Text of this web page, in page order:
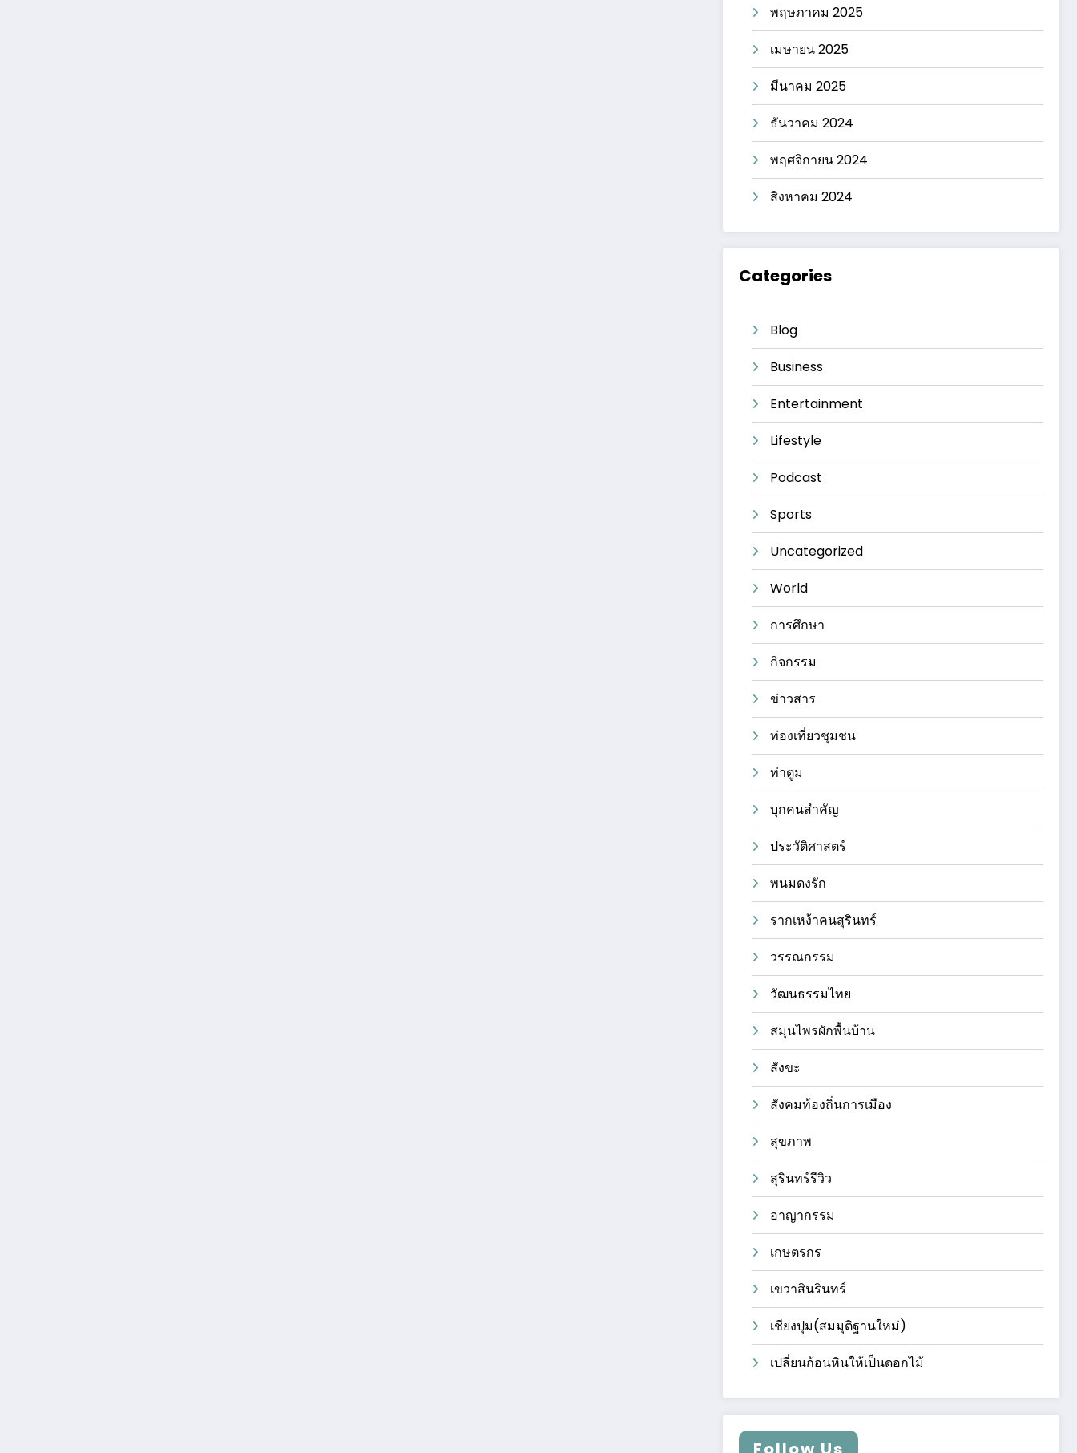
พฤษภาคม 2025
เมษายน 2025
มีนาคม 2025
ธันวาคม 2024
พฤศจิกายน 2024
สิงหาคม 2024
Categories
Blog
Business
Entertainment
Lifestyle
Podcast
Sports
Uncategorized
World
การศึกษา
กิจกรรม
ข่าวสาร
ท่องเที่ยวชุมชน
ท่าตูม
บุกคนสำคัญ
ประวัติศาสตร์
พนมดงรัก
รากเหง้าคนสุรินทร์
วรรณกรรม
วัฒนธรรมไทย
สมุนไพรผักพื้นบ้าน
สังขะ
สังคมท้องถิ่นการเมือง
สุขภาพ
สุรินทร์รีวิว
อาญากรรม
เกษตรกร
เขวาสินรินทร์
เชียงปุม(สมมุติฐานใหม่)
เปลี่ยนก้อนหินให้เป็นดอกไม้